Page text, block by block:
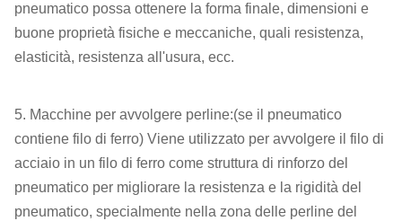
pneumatico possa ottenere la forma finale, dimensioni e
buone proprietà fisiche e meccaniche, quali resistenza,
elasticità, resistenza all'usura, ecc.
5. Macchine per avvolgere perline:(se il pneumatico
contiene filo di ferro) Viene utilizzato per avvolgere il filo di
acciaio in un filo di ferro come struttura di rinforzo del
pneumatico per migliorare la resistenza e la rigidità del
pneumatico, specialmente nella zona delle perline del